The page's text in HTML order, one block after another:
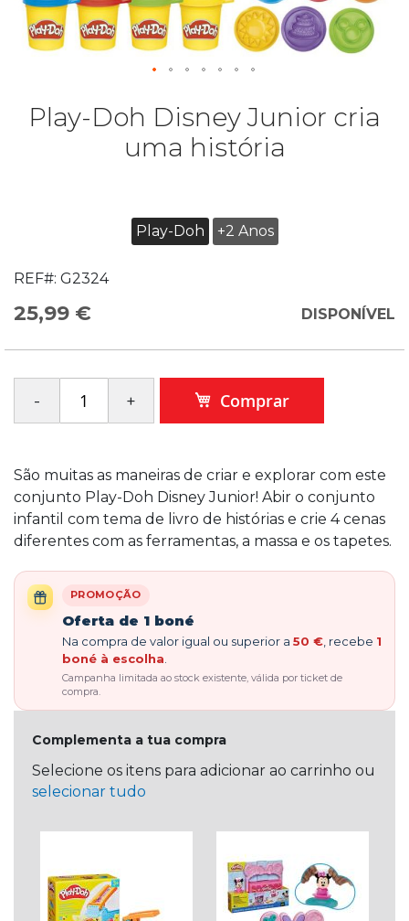
Play-Doh Disney Junior cria
uma história
Play-Doh +2 Anos
REF#: G2324
25,99 € DISPONÍVEL
Comprar
São muitas as maneiras de criar e explorar com este
conjunto Play-Doh Disney Junior! Abir o conjunto
infantil com tema de livro de histórias e crie 4 cenas
diferentes com as ferramentas, a massa e os tapetes.
PROMOÇÃO
Oferta de 1 boné
Na compra de valor igual ou superior a 50 € , recebe 1
boné à escolha
Campanha limitada ao stock existente, válida por ticket de
compra.
Complementa a tua compra
Selecione os itens para adicionar ao carrinho ou
selecionar tudo